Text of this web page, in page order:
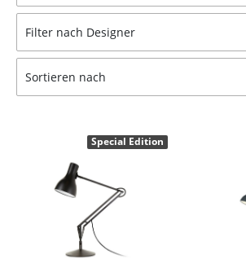
Bänke & Liegen
Sitzsäcke
Kinderstühle
Schaukelstühle
Bürodrehstühle
Konferenzstühle
Filter nach Designer
Sortieren nach
Special Edition